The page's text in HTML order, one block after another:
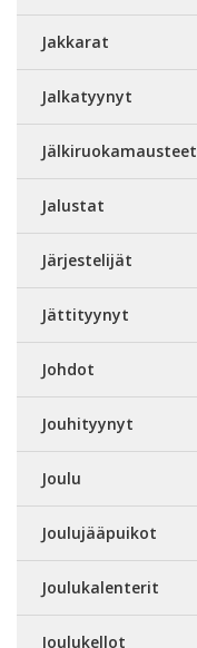
Jakkarat
Jalkatyynyt
Jälkiruokamausteet
Jalustat
Järjestelijät
Jättityynyt
Johdot
Jouhityynyt
Joulu
Joulujääpuikot
Joulukalenterit
Joulukellot